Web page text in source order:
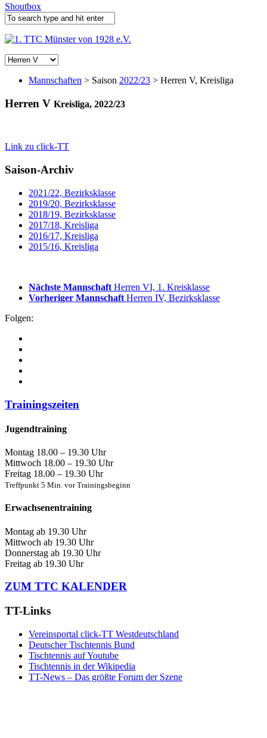
Shoutbox
Mannschaften > Saison 2022/23 > Herren V, Kreisliga
Herren V Kreisliga, 2022/23
Link zu click-TT
Saison-Archiv
2021/22, Bezirksklasse
2019/20, Bezirksklasse
2018/19, Bezirksklasse
2017/18, Kreisliga
2016/17, Kreisliga
2015/16, Kreisliga
Nächste Mannschaft Herren VI, 1. Kreisklasse
Vorheriger Mannschaft Herren IV, Bezirksklasse
Folgen:
Trainingszeiten
Jugendtraining
Montag 18.00 – 19.30 Uhr
Mittwoch 18.00 – 19.30 Uhr
Freitag 18.00 – 19.30 Uhr
Treffpunkt 5 Min. vor Trainingsbeginn
Erwachsenentraining
Montag ab 19.30 Uhr
Mittwoch ab 19.30 Uhr
Donnerstag ab 19.30 Uhr
Freitag ab 19.30 Uhr
ZUM TTC KALENDER
TT-Links
Vereinsportal click-TT Westdeutschland
Deutscher Tischtennis Bund
Tischtennis auf Youtube
Tischtennis in der Wikipedia
TT-News – Das größte Forum der Szene